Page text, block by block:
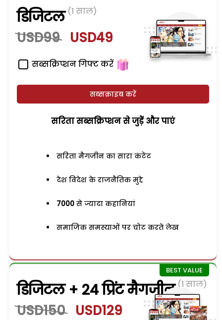
डिजिटल (1 साल)
USD99 USD49
सब्सक्रिप्शन गिफ्ट करें
सब्सक्राइब करें
सरिता सब्सक्रिप्शन से जुड़ेें और पाएं
सरिता मैगजीन का सारा कंटेंट
देश विदेश के राजनैतिक मुद्दे
7000 से ज्यादा कहानियां
समाजिक समस्याओं पर चोट करते लेख
डिजिटल + 24 प्रिंट मैगजीन (1 साल)
USD150 USD129